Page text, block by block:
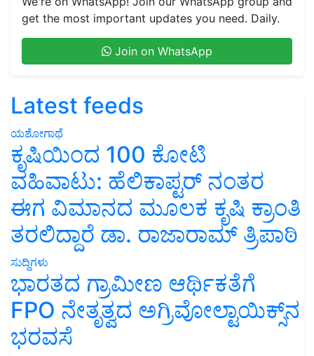
get the most important updates you need. Daily.
Join on WhatsApp
Latest feeds
ಯಶೋಗಾಥೆ
ಕೃಷಿಯಿಂದ 100 ಕೋಟಿ
ವಹಿವಾಟು: ಹೆಲಿಕಾಪ್ಟರ್ ನಂತರ
ಈಗ ವಿಮಾನದ ಮೂಲಕ ಕೃಷಿ ಕ್ರಾಂತಿ
ತರಲಿದ್ದಾರೆ ಡಾ. ರಾಜಾರಾಮ್ ತ್ರಿಪಾಠಿ
ಸುದ್ದಿಗಳು
ಭಾರತದ ಗ್ರಾಮೀಣ ಆರ್ಥಿಕತೆಗೆ
FPO ನೇತೃತ್ವದ ಅಗ್ರಿವೋಲ್ಟಾಯಿಕ್ಸ್‌ನ
ಭರವಸೆ